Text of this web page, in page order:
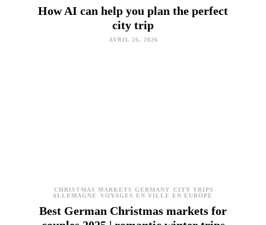
How AI can help you plan the perfect
city trip
AVRIL 26, 2026
CHRISTMAS MARKETS GERMANY
CITY TRIPS
ALLEMAGNE
VOYAGES EN VILLE EN EUROPE
Best German Christmas markets for